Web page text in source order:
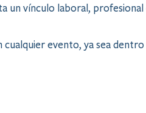
un vínculo laboral, profesional
evento, ya sea